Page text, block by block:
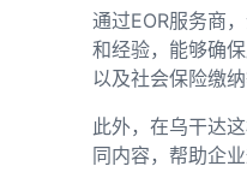
通过EOR服务商
和经验，能够确
以及社会保险缴
此外，在乌干达
同内容，帮助企